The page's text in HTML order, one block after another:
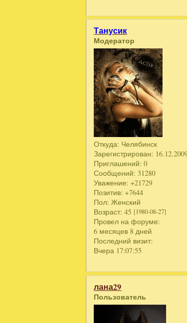
Танусик
Модератор
Откуда: Челябинск
Зарегистрирован:
Приглашений: 0
Сообщений: 31280
Уважение: +21729
Позитив: +7644
Пол: Женский
Возраст: 45 [1980-08-27]
Провел на форуме:
6 месяцев 8 дней
Последний визит:
Вчера 17:07:55
лана29
Пользователь